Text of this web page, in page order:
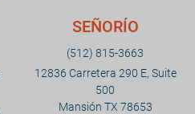
SEÑORÍO
(512) 815-3663
12836 Carretera 290 E, Suite
500
Mansión TX 78653